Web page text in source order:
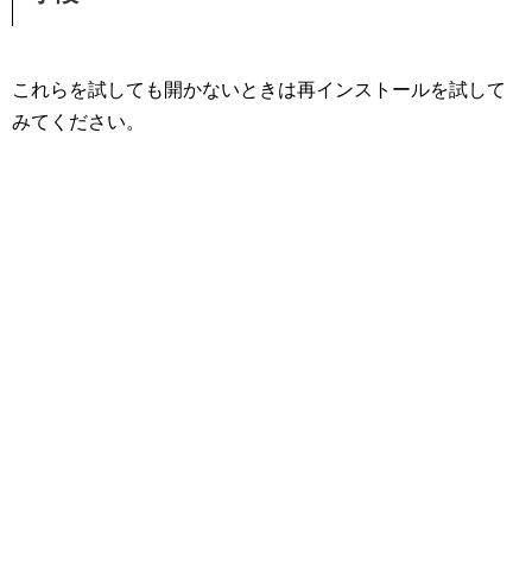
これらを試しても開かないときは再インストールを試して
みてください。